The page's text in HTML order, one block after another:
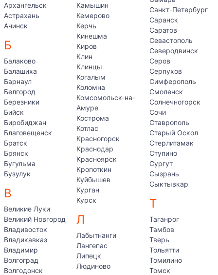
Архангельск
Астрахань
Ачинск
Б
Балаково
Балашиха
Барнаул
Белгород
Березники
Бийск
Биробиджан
Благовещенск
Братск
Брянск
Бугульма
Бузулук
В
Великие Луки
Великий Новгород
Владивосток
Владикавказ
Владимир
Волгоград
Волгодонск
Камышин
Кемерово
Керчь
Кинешма
Киров
Клин
Клинцы
Когалым
Коломна
Комсомольск-на-
Амуре
Кострома
Котлас
Красногорск
Краснодар
Красноярск
Кропоткин
Куйбышев
Курган
Курск
Л
Лабытнанги
Лангепас
Липецк
Людиново
Санкт-Петербург
Саранск
Саратов
Севастополь
Северодвинск
Серов
Серпухов
Симферополь
Смоленск
Солнечногорск
Сочи
Ставрополь
Старый Оскол
Стерлитамак
Ступино
Сургут
Сызрань
Сыктывкар
Т
Таганрог
Тамбов
Тверь
Тольятти
Томилино
Томск